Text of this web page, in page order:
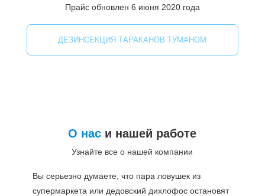
Прайс обновлен 6 июня 2020 года
ДЕЗИНСЕКЦИЯ ТАРАКАНОВ ТУМАНОМ
О нас и нашей работе
Узнайте все о нашей компании
Вы серьезно думаете, что пара ловушек из
супермаркета или дедовский дихлофос остановят